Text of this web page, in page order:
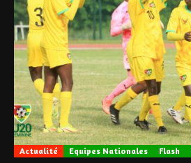
Actualité Equipes Nationales Flash